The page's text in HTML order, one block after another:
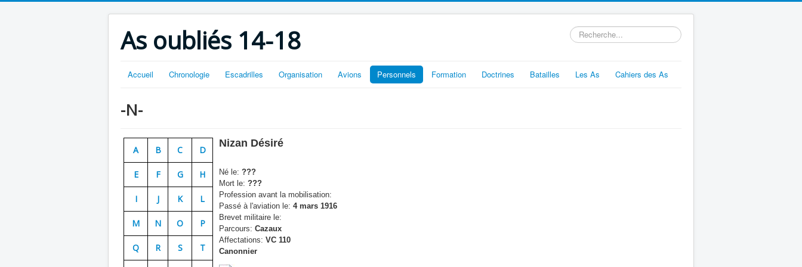
As oubliés 14-18 Rechercher
Accueil Chronologie Escadrilles Organisation Avions Personnels Formation Doctrines Batailles Les As Cahiers des As
-N-
A B C D
E F G H
I J K L
M N O P
Q R S T
Nizan Désiré
Né le: ???
Mort le: ???
Profession avant la mobilisation:
Passé à l'aviation le: 4 mars 1916
Brevet militaire le:
Parcours: Cazaux
Affectations: VC 110
Canonnier